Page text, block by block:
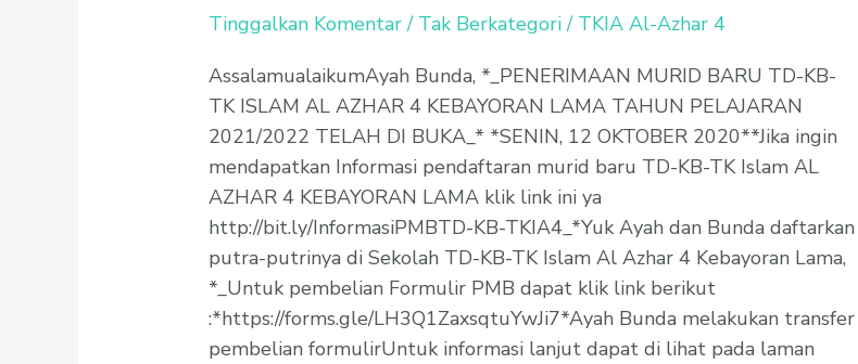
Tinggalkan Komentar / Tak Berkategori / TKIA Al-Azhar 4
AssalamualaikumAyah Bunda, *_PENERIMAAN MURID BARU TD-KB-
TK ISLAM AL AZHAR 4 KEBAYORAN LAMA TAHUN PELAJARAN
2021/2022 TELAH DI BUKA_* *SENIN, 12 OKTOBER 2020**Jika ingin
mendapatkan Informasi pendaftaran murid baru TD-KB-TK Islam AL
AZHAR 4 KEBAYORAN LAMA klik link ini ya
http://bit.ly/InformasiPMBTD-KB-TKIA4_*Yuk Ayah dan Bunda daftarkan
putra-putrinya di Sekolah TD-KB-TK Islam Al Azhar 4 Kebayoran Lama,
*_Untuk pembelian Formulir PMB dapat klik link berikut
:*https://forms.gle/LH3Q1ZaxsqtuYwJi7*Ayah Bunda melakukan transfer
pembelian formulirUntuk informasi lanjut dapat di lihat pada laman